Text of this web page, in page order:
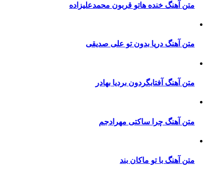
متن آهنگ خنده هاتو قربون محمدعلیزاده
متن آهنگ دریا بدون تو علی صدیقی
متن آهنگ آفتابگردون بردیا بهادر
متن آهنگ چرا ساکتی مهرادجم
متن آهنگ با تو ماکان بند